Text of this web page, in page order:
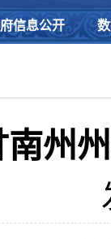
信息公开
南州